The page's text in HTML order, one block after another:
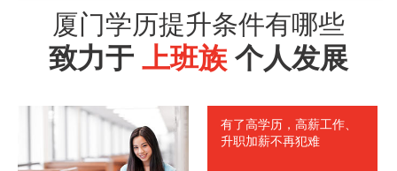
马女士
福州 1826528****
符合
刘先生
厦门 1835638****
符合
赵先生
厦门 1838567****
符合
孙女士
南平 1827645**** 符合
厦门学历提升条件有哪些
致力于 上班族 个人发展
有了高学历，高薪工作、
升职加薪不再犯难